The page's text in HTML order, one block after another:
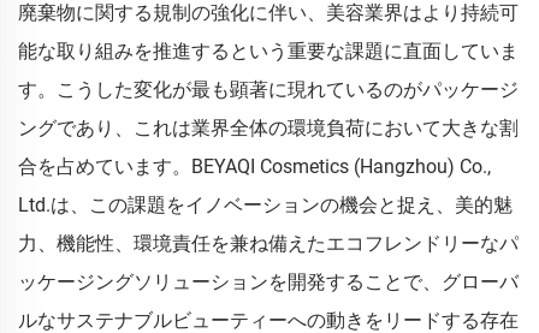
廃棄物に関する規制の強化に伴い、美容業界はより持続可
能な取り組みを推進するという重要な課題に直面していま
す。こうした変化が最も顕著に現れているのがパッケージ
ングであり、これは業界全体の環境負荷において大きな割
合を占めています。BEYAQI Cosmetics (Hangzhou) Co.,
Ltd.は、この課題をイノベーションの機会と捉え、美的魅
力、機能性、環境責任を兼ね備えたエコフレンドリーなパ
ッケージングソリューションを開発することで、グローバ
ルなサステナブルビューティーへの動きをリードする存在